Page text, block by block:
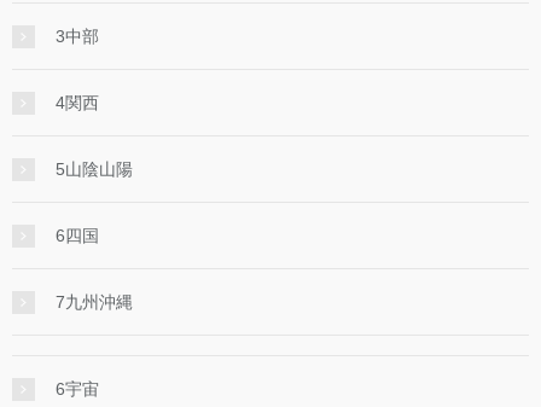
3中部
4関西
5山陰山陽
6四国
7九州沖縄
6宇宙